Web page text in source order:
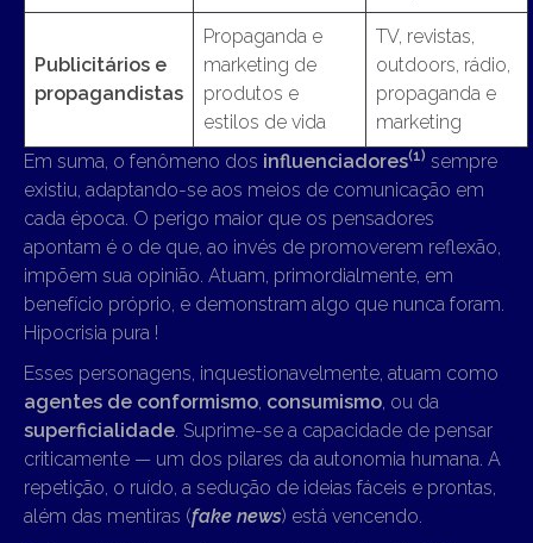
Publicitários e
propagandistas
Propaganda e
marketing de
produtos e
estilos de vida
TV, revistas,
outdoors, rádio,
propaganda e
marketing
Em suma, o fenômeno dos influenciadores(1) sempre
existiu, adaptando-se aos meios de comunicação em
cada época. O perigo maior que os pensadores
apontam é o de que, ao invés de promoverem reflexão,
impõem sua opinião. Atuam, primordialmente, em
benefício próprio, e demonstram algo que nunca foram.
Hipocrisia pura !
Esses personagens, inquestionavelmente, atuam como
agentes de conformismo, consumismo, ou da
superficialidade. Suprime-se a capacidade de pensar
criticamente — um dos pilares da autonomia humana. A
repetição, o ruído, a sedução de ideias fáceis e prontas,
além das mentiras (fake news) está vencendo.